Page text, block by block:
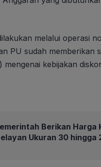
melalui operasi
PU sudah memberikan
kebijakan
Berikan Harga
Ukuran 30 hingga